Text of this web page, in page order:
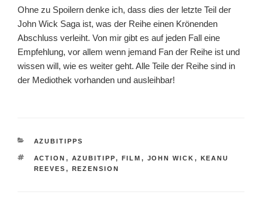
Ohne zu Spoilern denke ich, dass dies der letzte Teil der
John Wick Saga ist, was der Reihe einen Krönenden
Abschluss verleiht. Von mir gibt es auf jeden Fall eine
Empfehlung, vor allem wenn jemand Fan der Reihe ist und
wissen will, wie es weiter geht. Alle Teile der Reihe sind in
der Mediothek vorhanden und ausleihbar!
KATEGORIEN
AZUBITIPPS
SCHLAGWÖRTER
ACTION , AZUBITIPP, FILM , JOHN WICK ,
KEANU
REEVES , REZENSION